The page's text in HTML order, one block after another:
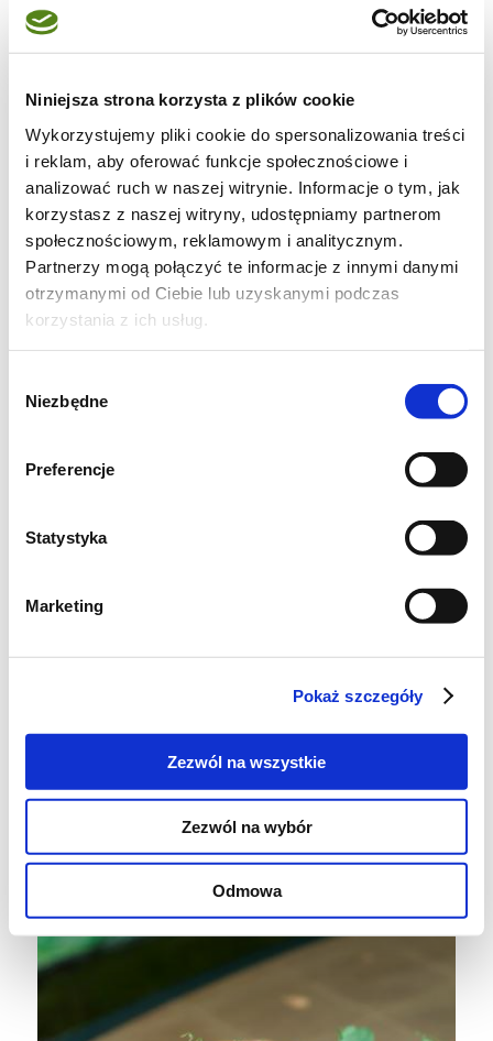
Niniejsza strona korzysta z plików cookie
Wykorzystujemy pliki cookie do spersonalizowania treści
i reklam, aby oferować funkcje społecznościowe i
analizować ruch w naszej witrynie. Informacje o tym, jak
korzystasz z naszej witryny, udostępniamy partnerom
społecznościowym, reklamowym i analitycznym.
Partnerzy mogą połączyć te informacje z innymi danymi
otrzymanymi od Ciebie lub uzyskanymi podczas
korzystania z ich usług.
zgody
Niezbędne
Preferencje
Statystyka
Marketing
Pokaż szczegóły
Zezwól na wszystkie
Zezwól na wybór
Odmowa
Jako dodatkowy element chłodnika,
rewelacyjnie sprawdzają się drobno
posiekane listki rukoli. Są pikantne, świetnie
więc uzupełniają bukiet tej zielonej zupy.